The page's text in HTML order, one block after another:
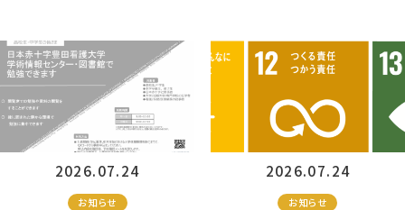
2026.07.24
お知らせ
2026.07.24
お知らせ